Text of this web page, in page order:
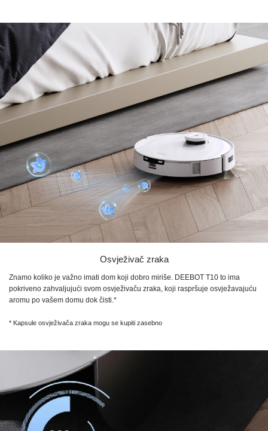
Osvježivač zraka
Znamo koliko je važno imati dom koji dobro miriše. DEEBOT T10 to ima
pokriveno zahvaljujući svom osvježivaču zraka, koji raspršuje osvježavajuću
aromu po vašem domu dok čisti.*
* Kapsule osvježivača zraka mogu se kupiti zasebno